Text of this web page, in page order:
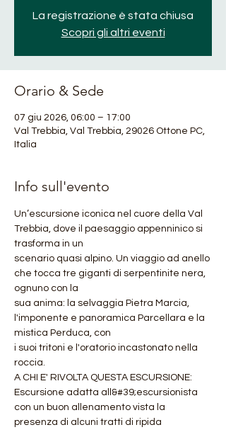
La registrazione è stata chiusa
Scopri gli altri eventi
Orario & Sede
07 giu 2026, 06:00 – 17:00
Val Trebbia, Val Trebbia, 29026 Ottone PC,
Italia
Info sull'evento
Un’escursione iconica nel cuore della Val
Trebbia, dove il paesaggio appenninico si
trasforma in un
scenario quasi alpino. Un viaggio ad anello
che tocca tre giganti di serpentinite nera,
ognuno con la
sua anima: la selvaggia Pietra Marcia,
l'imponente e panoramica Parcellara e la
mistica Perduca, con
i suoi tritoni e l'oratorio incastonato nella
roccia.
A CHI E' RIVOLTA QUESTA ESCURSIONE:
Escursione adatta all&#39;escursionista
con un buon allenamento vista la
presenza di alcuni tratti di ripida